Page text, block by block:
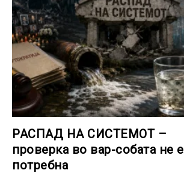
РАСПАД НА СИСТЕМОТ –
проверка во вар-собата не е
потребна